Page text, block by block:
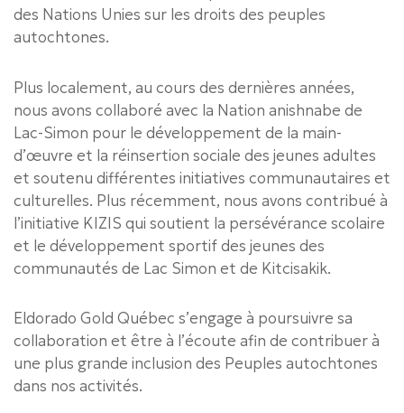
des Nations Unies sur les droits des peuples
autochtones.
Plus localement, au cours des dernières années,
nous avons collaboré avec la Nation anishnabe de
Lac-Simon pour le développement de la main-
d’œuvre et la réinsertion sociale des jeunes adultes
et soutenu différentes initiatives communautaires et
culturelles. Plus récemment, nous avons contribué à
l’initiative KIZIS qui soutient la persévérance scolaire
et le développement sportif des jeunes des
communautés de Lac Simon et de Kitcisakik.
Eldorado Gold Québec s’engage à poursuivre sa
collaboration et être à l’écoute afin de contribuer à
une plus grande inclusion des Peuples autochtones
dans nos activités.